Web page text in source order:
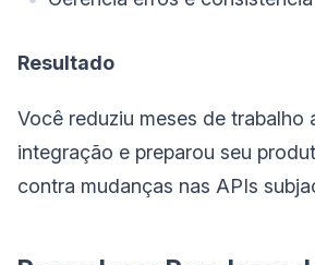
Resultado
Você reduziu meses de trabalho
integração e preparou seu
contra mudanças nas APIs